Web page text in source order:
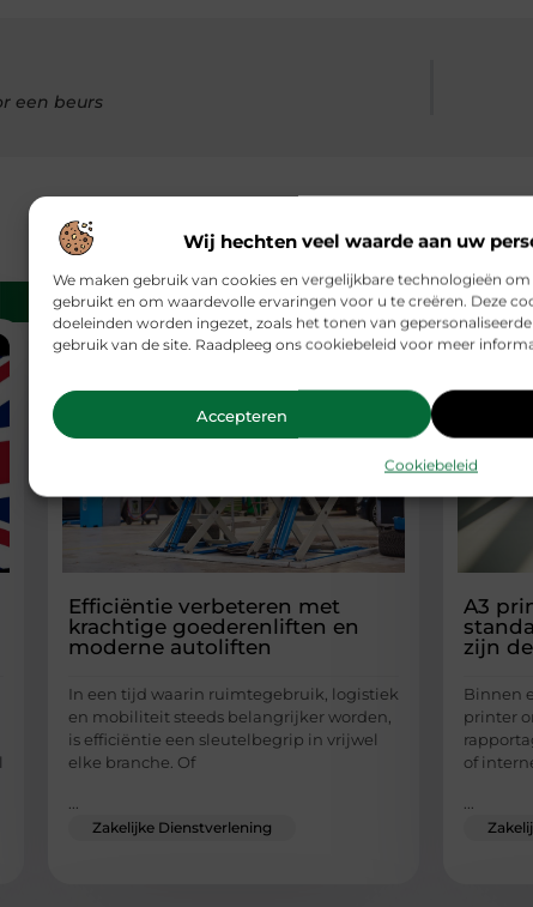
Wij hechten veel waarde aan uw
We maken gebruik van cookies en vergelijkbare technologieën
gebruikt en om waardevolle ervaringen voor u te creëren. Deze
doeleinden worden ingezet, zoals het tonen van
gebruik van de site. Raadpleeg ons cookiebeleid voor meer
Accepteren
Cookiebeleid
een beurs
Gerelateerde artikelendie u
Efficiëntie verbeteren met
krachtige goederenliften en
moderne autoliften
In een tijd waarin ruimtegebruik, logistiek
en mobiliteit steeds belangrijker worden,
is efficiëntie een sleutelbegrip in vrijwel
elke branche. Of
Zakelijke Dienstverlening
A3
zijn
Binnen
printer
of